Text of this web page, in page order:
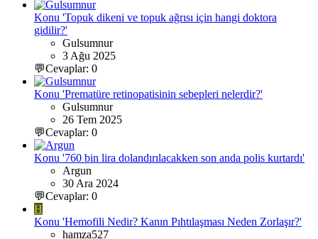
Konu 'Topuk dikeni ve topuk ağrısı için hangi doktora
gidilir?'
Gulsumnur
3 Ağu 2025
💬Cevaplar: 0
Konu 'Prematüre retinopatisinin sebepleri nelerdir?'
Gulsumnur
26 Tem 2025
💬Cevaplar: 0
Konu '760 bin lira dolandırılacakken son anda polis kurtardı'
Argun
30 Ara 2024
💬Cevaplar: 0
H
Konu 'Hemofili Nedir? Kanın Pıhtılaşması Neden Zorlaşır?'
hamza527